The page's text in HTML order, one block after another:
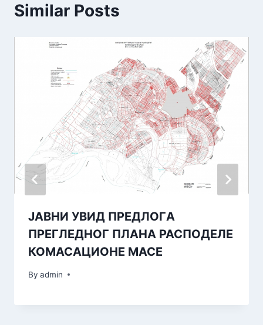
Similar Posts
JАВНИ УВИД ПРЕДЛОГA
ПРЕГЛЕДНОГ ПЛАНА РАСПОДЕЛЕ
КОМАСАЦИОНЕ МАСЕ
By admin